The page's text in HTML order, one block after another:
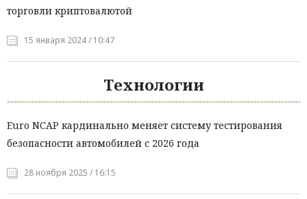
торговли криптовалютой
15 января 2024 / 10:47
Технологии
Euro NCAP кардинально меняет систему тестирования
безопасности автомобилей с 2026 года
28 ноября 2025 / 16:15